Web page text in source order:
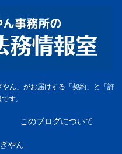
ん」がお届けする「契約」と「許
す。
このブログについて
やん